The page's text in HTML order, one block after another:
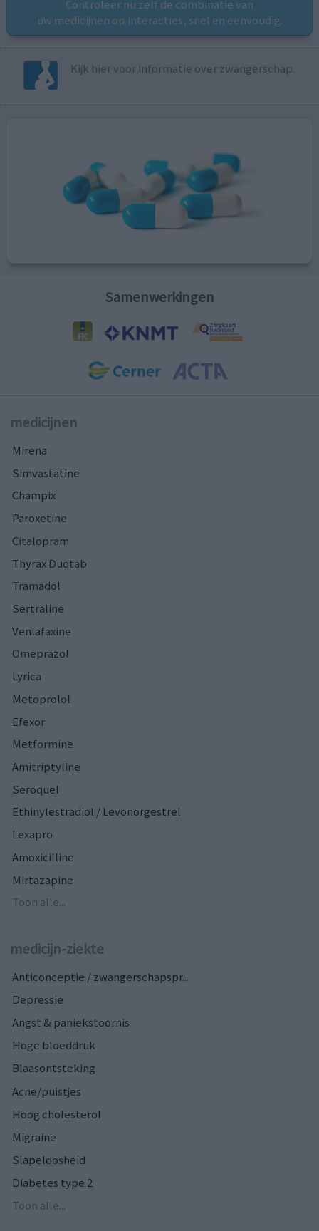
Controleer nu zelf de combinatie van
uw medicijnen op interacties, snel en eenvoudig.
Kijk hier voor informatie over zwangerschap.
Samenwerkingen
medicijnen
Mirena
Simvastatine
Champix
Paroxetine
Citalopram
Thyrax Duotab
Tramadol
Sertraline
Venlafaxine
Omeprazol
Lyrica
Metoprolol
Efexor
Metformine
Amitriptyline
Seroquel
Ethinylestradiol / Levonorgestrel
Lexapro
Amoxicilline
Mirtazapine
Toon alle...
medicijn-ziekte
Anticonceptie / zwangerschapspr...
Depressie
Angst & paniekstoornis
Hoge bloeddruk
Blaasontsteking
Acne/puistjes
Hoog cholesterol
Migraine
Slapeloosheid
Diabetes type 2
Toon alle...